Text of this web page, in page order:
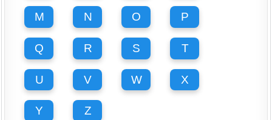
M N O P
Q R S T
U V W X
Y Z